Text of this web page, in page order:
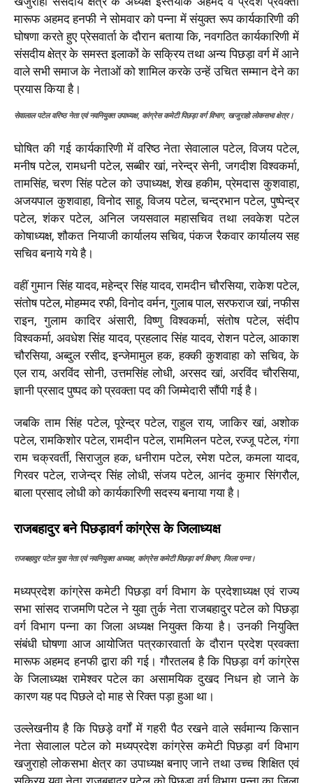
मारूफ अहमद हनफी ने सोमवार को पन्ना में संयुक्त रूप कार्यकारिणी की
घोषणा करते हुए प्रेसवार्ता के दौरान बताया कि, नवगठित कार्यकारिणी में
संसदीय क्षेत्र के समस्त इलाकों के सक्रिय तथा अन्य पिछड़ा वर्ग में आने
वाले सभी समाज के नेताओं को शामिल करके उन्हें उचित सम्मान देने का
प्रयास किया है।
सेवालाल पटेल वरिष्ठ नेता एवं नवनियुक्त उपाध्यक्ष, कांग्रेस कमेटी पिछड़ा वर्ग विभाग, खजुराहो लोकसभा क्षेत्र।
घोषित की गई कार्यकारिणी में वरिष्ठ नेता सेवालाल पटेल, विजय पटेल,
मनीष पटेल, रामधनी पटेल, सब्बीर खां, नरेन्द्र सेनी, जगदीश विश्वकर्मा,
तामसिंह, चरण सिंह पटेल को उपाध्यक्ष, शेख हकीम, प्रेमदास कुशवाहा,
अजयपाल कुशवाहा, विनोद साहू, विजय पटेल, चन्द्रभान पटेल, पुष्पेन्द्र
पटेल, शंकर पटेल, अनिल जयसवाल महासचिव तथा लवकेश पटेल
कोषाध्यक्ष, शौकत नियाजी कार्यालय सचिव, पंकज रैकवार कार्यालय सह
सचिव बनाये गये है।
वहीं गुमान सिंह यादव, महेन्द्र सिंह यादव, रामदीन चौरसिया, राकेश पटेल,
संतोष पटेल, मोहम्मद रफी, विनोद वर्मन, गुलाब पाल, सरफराज खां, नफीस
राइन, गुलाम कादिर अंसारी, विष्णु विश्वकर्मा, संतोष पटेल, संदीप
विश्वकर्मा, अवधेश सिंह यादव, प्रहलाद सिंह यादव, रोशन पटेल, आकाश
चौरसिया, अब्दुल रसीद, इन्जेमामुल हक, हक्की कुशवाहा को सचिव, के
एल राय, अरविंद सोनी, उत्तमसिंह लोधी, अरसद खां, अरविंद चौरसिया,
ज्ञानी प्रसाद पुष्पद को प्रवक्ता पद की जिम्मेदारी सौंपी गई है।
जबकि ताम सिंह पटेल, पूरेन्द्र पटेल, राहुल राय, जाकिर खां, अशोक
पटेल, रामकिशोर पटेल, रामदीन पटेल, राममिलन पटेल, रज्जू पटेल, गंगा
राम चक्रवर्ती, सिराजुल हक, धनीराम पटेल, रमेश पटेल, कमला यादव,
गिरवर पटेल, राजेन्द्र सिंह लोधी, संजय पटेल, आनंद कुमार सिंगरौल,
बाला प्रसाद लोधी को कार्यकारिणी सदस्य बनाया गया है।
राजबहादुर बने पिछड़ावर्ग कांग्रेस के जिलाध्यक्ष
राजबहादुर पटेल युवा नेता एवं नवनियुक्त अध्यक्ष, कांग्रेस कमेटी पिछड़ा वर्ग विभाग, जिला पन्ना।
मध्यप्रदेश कांग्रेस कमेटी पिछड़ा वर्ग विभाग के प्रदेशाध्यक्ष एवं राज्य
सभा सांसद राजमणि पटेल ने युवा तुर्क नेता राजबहादुर पटेल को पिछड़ा
वर्ग विभाग पन्ना का जिला अध्यक्ष नियुक्त किया है। उनकी नियुक्ति
संबंधी घोषणा आज आयोजित पत्रकारवार्ता के दौरान प्रदेश प्रवक्ता
मारूफ अहमद हनफी द्वारा की गई। गौरतलब है कि पिछड़ा वर्ग कांग्रेस
के जिलाध्यक्ष रामेश्वर पटेल का असामयिक दुखद निधन हो जाने के
कारण यह पद पिछले दो माह से रिक्त पड़ा हुआ था।
उल्लेखनीय है कि पिछड़े वर्गों में गहरी पैठ रखने वाले सर्वमान्य किसान
नेता सेवालाल पटेल को मध्यप्रदेश कांग्रेस कमेटी पिछड़ा वर्ग विभाग
खजुराहो लोकसभा क्षेत्र का उपाध्यक्ष बनाए जाने तथा उच्च शिक्षित एवं